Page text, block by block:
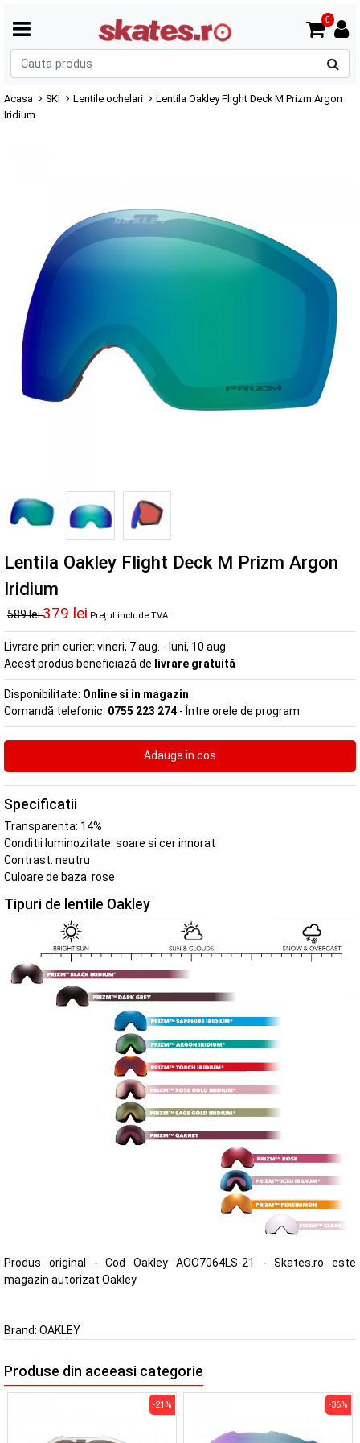
0
Acasa SKI Lentile ochelari
Lentila Oakley Flight Deck M Prizm Argon
Iridium
Lentila Oakley Flight Deck M Prizm Argon
Iridium
589 lei379 lei Prețul include TVA
Livrare prin curier: vineri, 7 aug. - luni, 10 aug.
Acest produs beneficiază de livrare gratuită
Disponibilitate: Online si in magazin
Comandă telefonic: 0755 223 274 - Între orele de program
Specificatii
Transparenta: 14%
Conditii luminozitate: soare si cer innorat
Contrast: neutru
Culoare de baza: rose
Tipuri de lentile Oakley
Produs original - Cod Oakley AOO7064LS-21 - Skates.ro este
magazin autorizat Oakley
Brand: OAKLEY
Produse din aceeasi categorie
-21% -36%